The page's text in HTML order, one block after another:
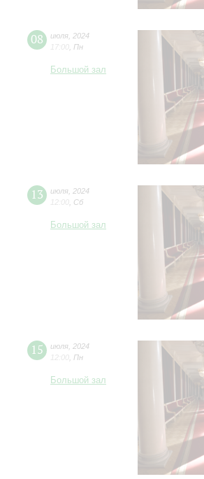
08 июля 2024
17:00 Пн
Большой зал
13 июля 2024
12:00 Сб
Большой зал
15 июля 2024
12:00 Пн
Большой зал